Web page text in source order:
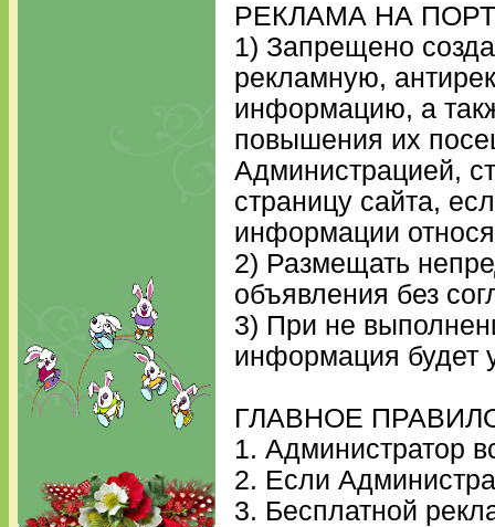
РЕКЛАМА НА
1) Запрещено
рекламную,
информацию, а
повышения их
Администрацией,
страницу сайта,
информации
2) Размещать
объявления без
3) При не
информация будет
ГЛАВНОЕ
1. Администратор
2. Если
3. Бесплатной